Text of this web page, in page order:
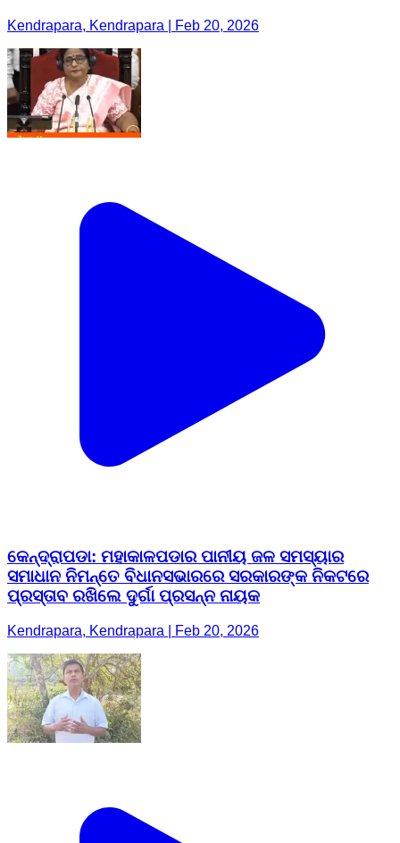
Kendrapara, Kendrapara | Feb 20, 2026
କେନ୍ଦ୍ରାପଡା: ମହାକାଳପଡାର ପାନୀୟ ଜଳ ସମସ୍ୟାର
ସମାଧାନ ନିମନ୍ତେ ବିଧାନସଭାରରେ ସରକାରଙ୍କ ନିକଟରେ
ପ୍ରସ୍ତାବ ରଖିଲେ ଦୁର୍ଗା ପ୍ରସନ୍ନ ନାୟକ
Kendrapara, Kendrapara | Feb 20, 2026